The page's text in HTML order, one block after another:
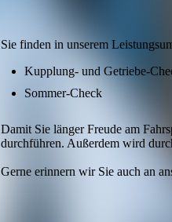
Sie finden in unserem
Kupplung- und Getriebe-
Sommer-Check
Damit Sie länger Freude am
durchführen. Außerdem wird
Gerne erinnern wir Sie auch an